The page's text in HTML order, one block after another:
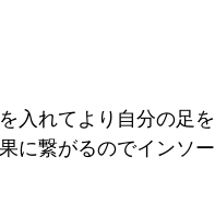
入れてより自分の足
に繋がるのでインソー